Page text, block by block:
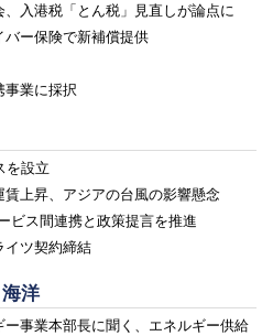
入港税「とん税」見直しが論点に
ー保険で新補償提供
事業に採択
を設立
上昇、アジアの台風の影響懸念
ビス間連携と政策提言を推進
イツ契約締結
洋
ー事業本部長に聞く、エネルギー供給